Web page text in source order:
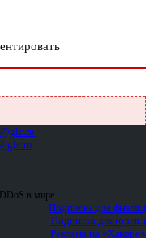
в мире
Подписка для физлиц
Подписка для юрлиц
Реклама на «Хакере»